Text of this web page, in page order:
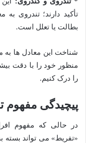
تأکید دارند؛ تندروی
بطالت یا تعلل است.
شناخت این معادل ها به
منظور خود را با دقت
را درک کنیم.
پیچیدگی مفهوم
در حالی که مفهوم
«تفریط» می تواند بسته